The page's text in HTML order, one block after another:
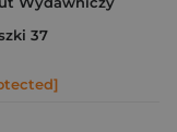
37